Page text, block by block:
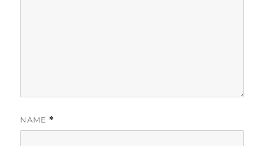
NAME *